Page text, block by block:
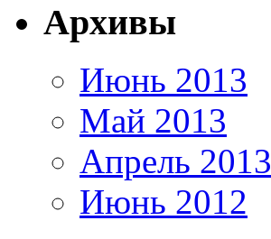
Архивы
Июнь 2013
Май 2013
Апрель 2013
Июнь 2012